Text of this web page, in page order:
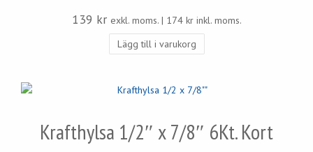
139 kr exkl. moms. | 174 krinkl. moms.
Lägg till i varukorg
Krafthylsa 1/2″ x 7/8″ 6Kt. Kort